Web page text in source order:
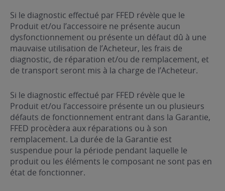
Si le diagnostic effectué par FFED révèle que le
Produit et/ou l’accessoire ne présente aucun
dysfonctionnement ou présente un défaut dû à une
mauvaise utilisation de l’Acheteur, les frais de
diagnostic, de réparation et/ou de remplacement, et
de transport seront mis à la charge de l’Acheteur.
Si le diagnostic effectué par FFED révèle que le
Produit et/ou l’accessoire présente un ou plusieurs
défauts de fonctionnement entrant dans la Garantie,
FFED procèdera aux réparations ou à son
remplacement. La durée de la Garantie est
suspendue pour la période pendant laquelle le
produit ou les éléments le composant ne sont pas en
état de fonctionner.